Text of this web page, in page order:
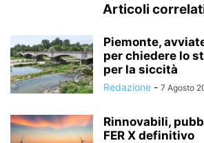
Articoli
Piemonte,
per chiedere lo
per la siccità
Redazione - 7 Agosto
Rinnovabili,
FER X definitivo